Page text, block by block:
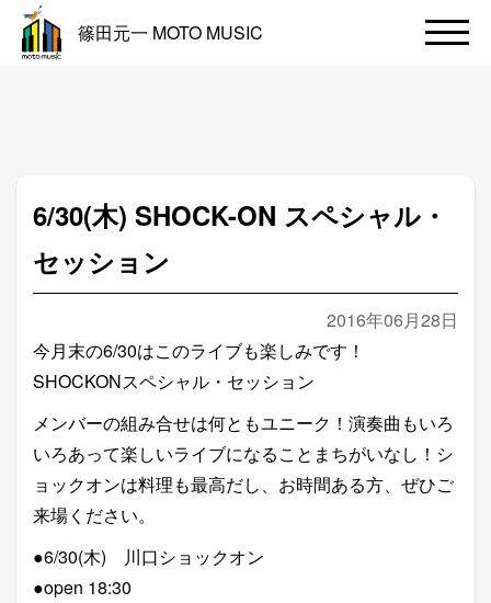
篠田元一 MOTO MUSIC
6/30(木) SHOCK-ON スペシャル・
セッション
2016年06月28日
今月末の6/30はこのライブも楽しみです！
SHOCKONスペシャル・セッション
メンバーの組み合せは何ともユニーク！演奏曲もいろ
いろあって楽しいライブになることまちがいなし！シ
ョックオンは料理も最高だし、お時間ある方、ぜひご
来場ください。
●6/30(木) 川口ショックオン
●open 18:30